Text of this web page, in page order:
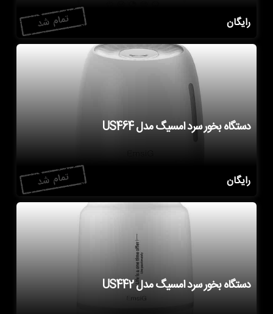
رایگان
دستگاه بخور سرد امسیگ مدل US464
رایگان
دستگاه بخور سرد امسیگ مدل US442